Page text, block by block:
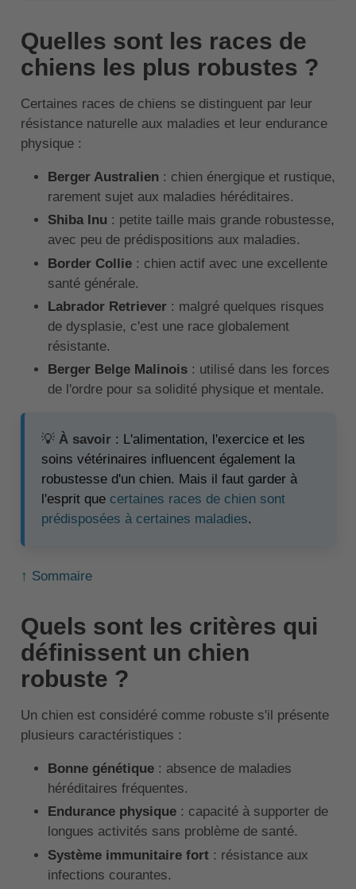
Quelles sont les races de
chiens les plus robustes ?
Certaines races de chiens se distinguent par leur
résistance naturelle aux maladies et leur endurance
physique :
Berger Australien: chien énergique et rustique,
rarement sujet aux maladies héréditaires.
Shiba Inu : petite taille mais grande robustesse,
avec peu de prédispositions aux maladies.
Border Collie: chien actif avec une excellente
santé générale.
Labrador Retriever: malgré quelques risques
de dysplasie, c'est une race globalement
résistante.
Berger Belge Malinois: utilisé dans les forces
de l'ordre pour sa solidité physique et mentale.
💡 À savoir: L'alimentation, l'exercice et les
soins vétérinaires influencent également la
robustesse d'un chien. Mais il faut garder à
l'esprit que certaines races de chien sont
prédisposées à certaines maladies.
↑ Sommaire
Quels sont les critères qui
définissent un chien
robuste ?
Un chien est considéré comme robuste s'il présente
plusieurs caractéristiques :
Bonne génétique: absence de maladies
héréditaires fréquentes.
Endurance physique: capacité à supporter de
longues activités sans problème de santé.
Système immunitaire fort: résistance aux
infections courantes.